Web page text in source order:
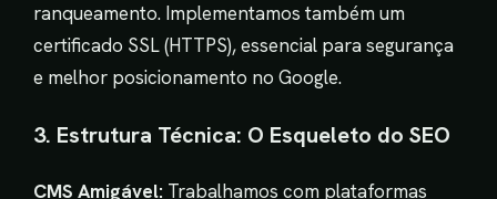
ranqueamento. Implementamos também um
certificado SSL (HTTPS), essencial para segurança
e melhor posicionamento no Google.
3. Estrutura Técnica: O Esqueleto do SEO
CMS Amigável: Trabalhamos com plataformas